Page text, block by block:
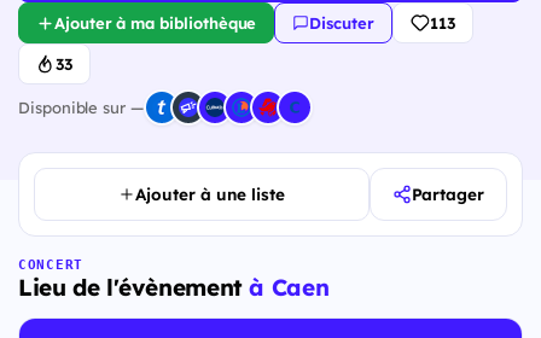
Ajouter à ma bibliothèque Discuter 113
33
Disponible sur —
Ajouter à une liste Partager
CONCERT
Lieu de l'évènementà Caen